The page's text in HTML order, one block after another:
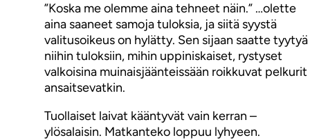
”Koska me olemme aina tehneet näin.” …olette
aina saaneet samoja tuloksia, ja siitä syystä
valitusoikeus on hylätty. Sen sijaan saatte tyytyä
niihin tuloksiin, mihin uppiniskaiset, rystyset
valkoisina muinaisjäänteissään roikkuvat pelkurit
ansaitsevatkin.
Tuollaiset laivat kääntyvät vain kerran –
ylösalaisin. Matkanteko loppuu lyhyeen.